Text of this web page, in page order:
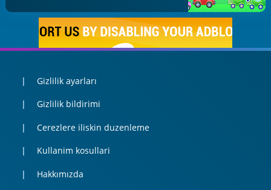
Gizlilik ayarları
Gizlilik bildirimi
Cerezlere iliskin duzenleme
Kullanim kosullari
Hakkımızda